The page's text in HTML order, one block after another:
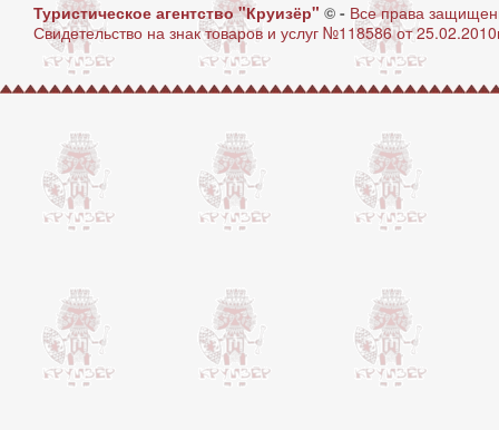
Туристическое агентство "Круизёр" © - Все права
Свидетельство на знак товаров и услуг №118586 от